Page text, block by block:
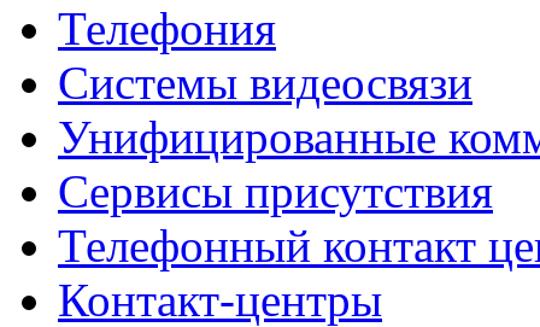
Телефония
Системы видеосвязи
Унифицированные
Сервисы присутствия
Телефонный контакт
Контакт-центры